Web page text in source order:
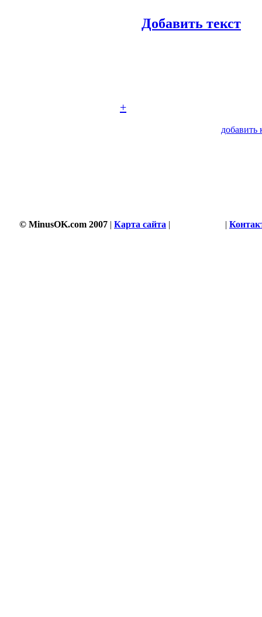
Добавить текст
+
добавить
© MinusOK.com 2007 | Карта сайта | |